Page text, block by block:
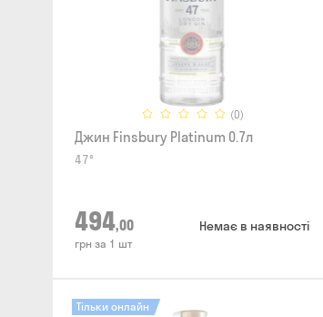
(0)
Джин Finsbury Platinum 0.7л
47°
494,00
грн за 1 шт
Немає в наявності
Тільки онлайн